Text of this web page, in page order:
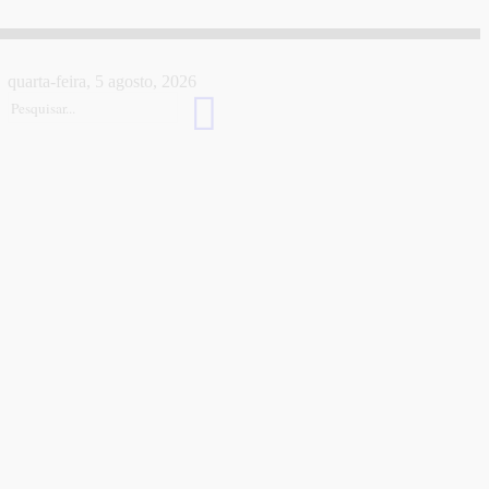
quarta-feira, 5 agosto, 2026